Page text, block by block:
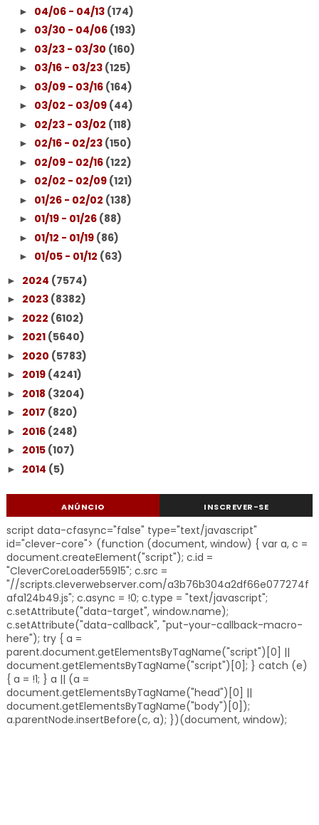
► 04/06 - 04/13 (174)
► 03/30 - 04/06 (193)
► 03/23 - 03/30 (160)
► 03/16 - 03/23 (125)
► 03/09 - 03/16 (164)
► 03/02 - 03/09 (44)
► 02/23 - 03/02 (118)
► 02/16 - 02/23 (150)
► 02/09 - 02/16 (122)
► 02/02 - 02/09 (121)
► 01/26 - 02/02 (138)
► 01/19 - 01/26 (88)
► 01/12 - 01/19 (86)
► 01/05 - 01/12 (63)
► 2024 (7574)
► 2023 (8382)
► 2022 (6102)
► 2021 (5640)
► 2020 (5783)
► 2019 (4241)
► 2018 (3204)
► 2017 (820)
► 2016 (248)
► 2015 (107)
► 2014 (5)
ANÚNCIO INSCREVER-SE
script data-cfasync="false" type="text/javascript"
id="clever-core"> (function (document, window) { var a, c =
document.createElement("script"); c.id =
"CleverCoreLoader55915"; c.src =
"//scripts.cleverwebserver.com/a3b76b304a2df66e077274f
afa124b49.js"; c.async = !0; c.type = "text/javascript";
c.setAttribute("data-target", window.name);
c.setAttribute("data-callback", "put-your-callback-macro-
here"); try { a =
parent.document.getElementsByTagName("script")[0] ||
document.getElementsByTagName("script")[0]; } catch (e)
{ a = !1; } a || (a =
document.getElementsByTagName("head")[0] ||
document.getElementsByTagName("body")[0]);
a.parentNode.insertBefore(c, a); })(document, window);